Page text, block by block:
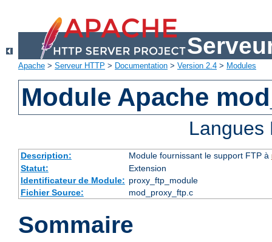
Apache > Serveur HTTP > Documentation > Version 2.4 > Modules
Module Apache
Description: Module fournissant le support FTP à
Statut:
Extension
Identificateur de Module: proxy_ftp_module
Fichier Source:
mod_proxy_ftp.c
Sommaire